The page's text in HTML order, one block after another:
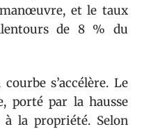
et le taux
de 8 % du
s’accélère. Le
porté par la hausse
à la propriété. Selon